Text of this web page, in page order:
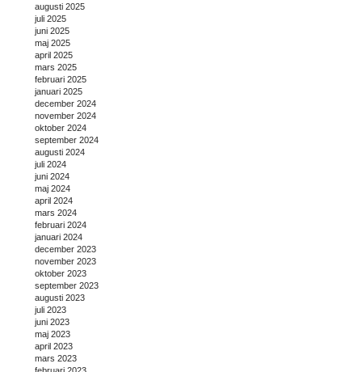
augusti 2025
juli 2025
juni 2025
maj 2025
april 2025
mars 2025
februari 2025
januari 2025
december 2024
november 2024
oktober 2024
september 2024
augusti 2024
juli 2024
juni 2024
maj 2024
april 2024
mars 2024
februari 2024
januari 2024
december 2023
november 2023
oktober 2023
september 2023
augusti 2023
juli 2023
juni 2023
maj 2023
april 2023
mars 2023